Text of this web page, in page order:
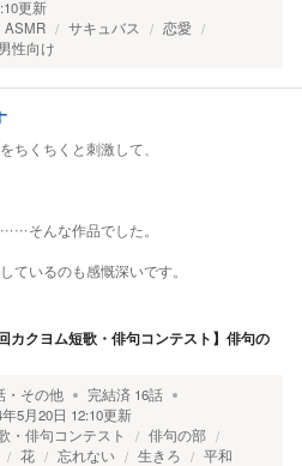
更新
ASMR サキュバス
恋愛
男性向け
ちくちくと刺激して、
そんな作品でした。
ているのも感慨深いです。
カクヨム短歌・俳句コンテスト】俳句の
・その他 完結済 16話
年5月20日 12:10更新
・俳句コンテスト
俳句の部
花 忘れない 生きろ 平和